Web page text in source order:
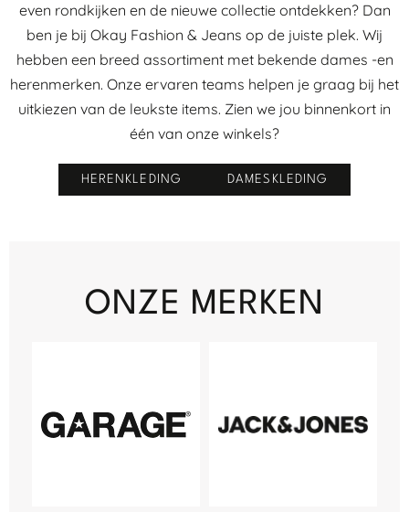
even rondkijken en de nieuwe collectie ontdekken? Dan
ben je bij Okay Fashion & Jeans op de juiste plek. Wij
hebben een breed assortiment met bekende dames -en
herenmerken. Onze ervaren teams helpen je graag bij het
uitkiezen van de leukste items. Zien we jou binnenkort in
één van onze winkels?
HERENKLEDING DAMESKLEDING
ONZE MERKEN